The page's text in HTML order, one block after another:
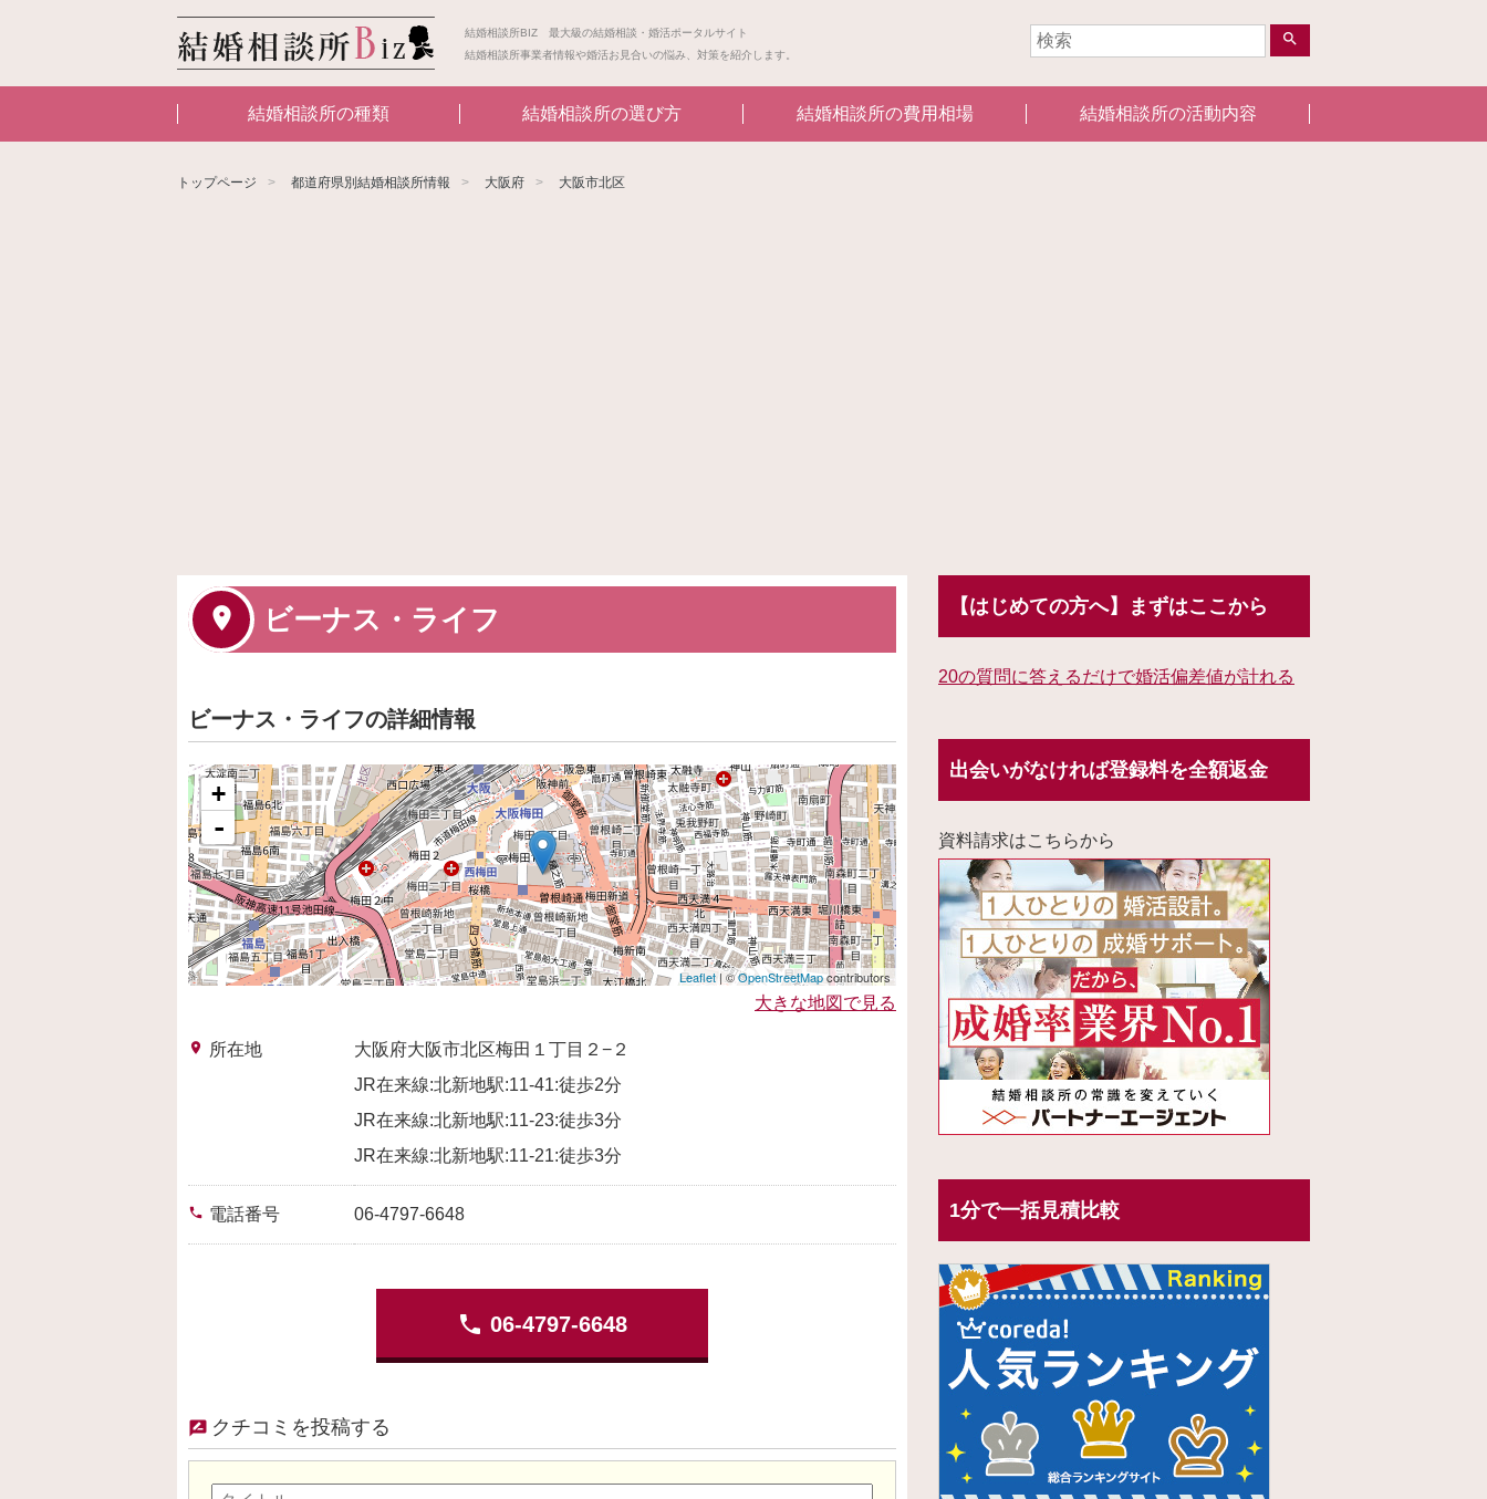
結婚相談所BIZ 最大級の結婚相談・婚活ポータルサイト
結婚相談所事業者情報や婚活お見合いの悩み、対策を紹介します。
search
結婚相談所の種類 結婚相談所の選び方 結婚相談所の費用相場 結婚相談所の活動内容
トップページ 都道府県別結婚相談所情報 大阪府 大阪市北区
ビーナス・ライフ
ビーナス・ライフの詳細情報
+
-
Leaflet | ©OpenStreetMapcontributors
大きな地図で見る
place 所在地
大阪府大阪市北区梅田１丁目２−２
JR在来線:北新地駅:11-41:徒歩2分
JR在来線:北新地駅:11-23:徒歩3分
JR在来線:北新地駅:11-21:徒歩3分
phone 電話番号 06-4797-6648
phone 06-4797-6648
クチコミを投稿する
【はじめての方へ】まずはここから
20の質問に答えるだけで婚活偏差値が計れる
出会いがなければ登録料を全額返金
資料請求はこちらから
1分で一括見積比較